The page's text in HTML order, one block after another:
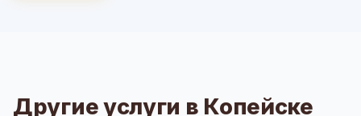
Другие услуги в Копейске